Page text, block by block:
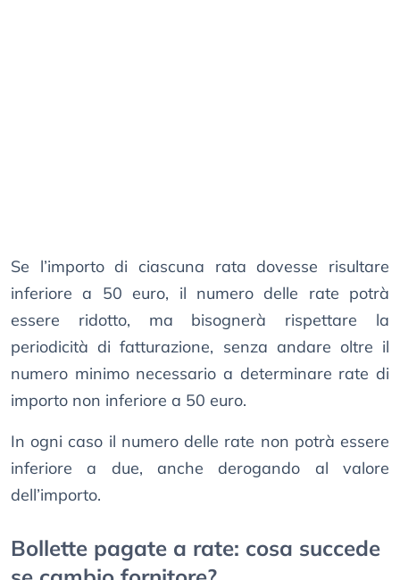
Se l’importo di ciascuna rata dovesse risultare
inferiore a 50 euro, il numero delle rate potrà
essere ridotto, ma bisognerà rispettare la
periodicità di fatturazione, senza andare oltre il
numero minimo necessario a determinare rate di
importo non inferiore a 50 euro.
In ogni caso il numero delle rate non potrà essere
inferiore a due, anche derogando al valore
dell’importo.
Bollette pagate a rate: cosa succede